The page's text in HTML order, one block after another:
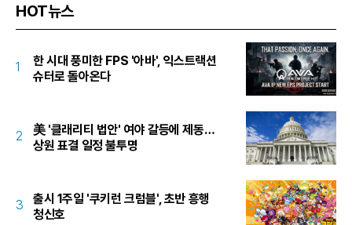
HOT뉴스
1
한 시대 풍미한 FPS '아바', 익스트랙션
슈터로 돌아온다
2
美 '클래리티 법안' 여야 갈등에 제동…
상원 표결 일정 불투명
3
출시 1주일 '쿠키런 크럼블', 초반 흥행
청신호